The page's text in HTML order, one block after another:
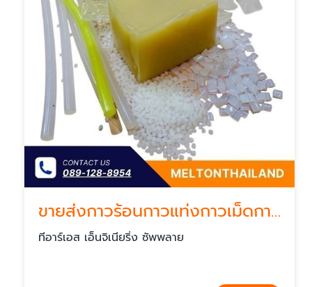
ขายส่งกาวร้อนกาวแท่งกาวเม็ดกาวน้ำ
ทีอาร์เอส เอ็นจิเนียริ่ง ซัพพลาย